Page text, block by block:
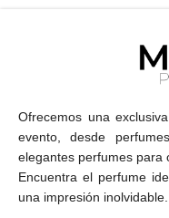
Ofrecemos una
evento, desde
elegantes perfumes para
Encuentra el perfume
una impresión inolvidable.